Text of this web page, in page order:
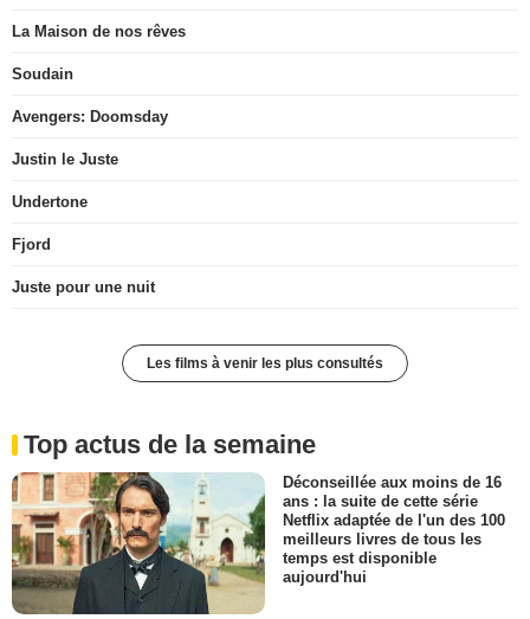
La Maison de nos rêves
Soudain
Avengers: Doomsday
Justin le Juste
Undertone
Fjord
Juste pour une nuit
Les films à venir les plus consultés
Top actus de la semaine
Déconseillée aux moins de 16
ans : la suite de cette série
Netflix adaptée de l'un des 100
meilleurs livres de tous les
temps est disponible
aujourd'hui